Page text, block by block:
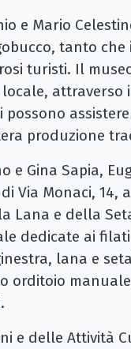
e Mario
tanto
turisti. Il
attraverso
produzione
e Gina Sapia,
Via Monaci, 14,
Lana e della
dedicate ai
lana e
orditoio
e delle Attività